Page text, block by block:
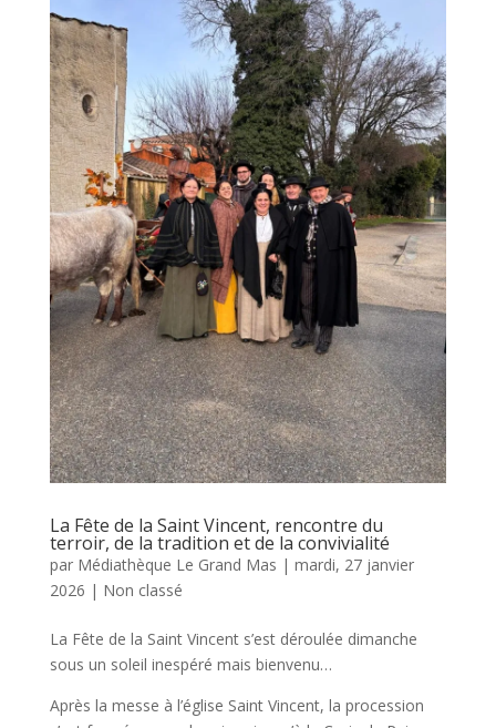
La Fête de la Saint Vincent, rencontre du
terroir, de la tradition et de la convivialité
par Médiathèque Le Grand Mas | mardi, 27 janvier
2026 | Non classé
La Fête de la Saint Vincent s’est déroulée dimanche
sous un soleil inespéré mais bienvenu…
Après la messe à l’église Saint Vincent, la procession